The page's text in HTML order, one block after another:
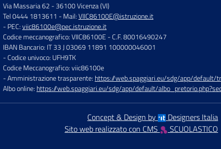
Via Massaria 62 -36100 Vicenza (VI)
Tel 0444 1813611 - Mail:VIIC86100E@istruzione.it
- PEC:viic86100e@pec.istruzione.it
Codice meccanografico: VIIC86100E - C.F. 80016490247
IBAN Bancario: IT 33 J 03069 11891 100000046001
- Codice univoco: UFH9TK
Codice Meccanografico: viic86100e
- Amministrazione trasparente: https://web.spaggiari.eu/sdg/app/default/
Albo online: https://web.spaggiari.eu/sdg/app/default/
Concept & Design by
Designers Italia
Sito web realizzato con CMS
SCUOLASTICO